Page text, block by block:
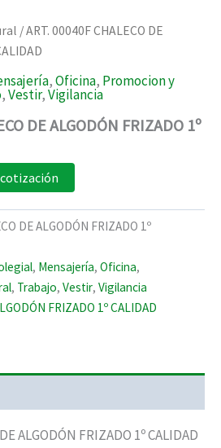
/ ART. 00040F CHALECO DE
,Oficina, Promocion y
,Vestir,Vigilancia
DE ALGODÓN FRIZADO 1º
DE ALGODÓN FRIZADO 1º
, Mensajería, Oficina,
, Trabajo, Vestir, Vigilancia
FRIZADO 1º CALIDAD
ALGODÓN FRIZADO 1º CALIDAD